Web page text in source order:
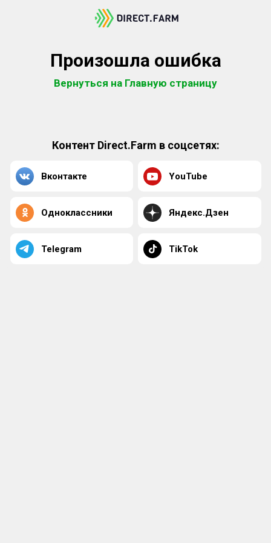
Произошла ошибка
Вернуться на Главную страницу
Контент Direct.Farm в соцсетях:
Вконтакте YouTube
Одноклассники Яндекс.Дзен
Telegram TikTok